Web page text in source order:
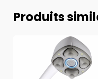
Produits